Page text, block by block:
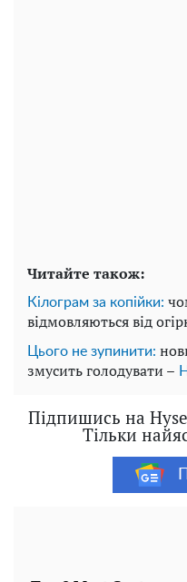
Читайте також:
Кілограм за копійки:
відмовляються від
Цього не зупинити:
змусить голодувати –
Підпишись на
Тільки